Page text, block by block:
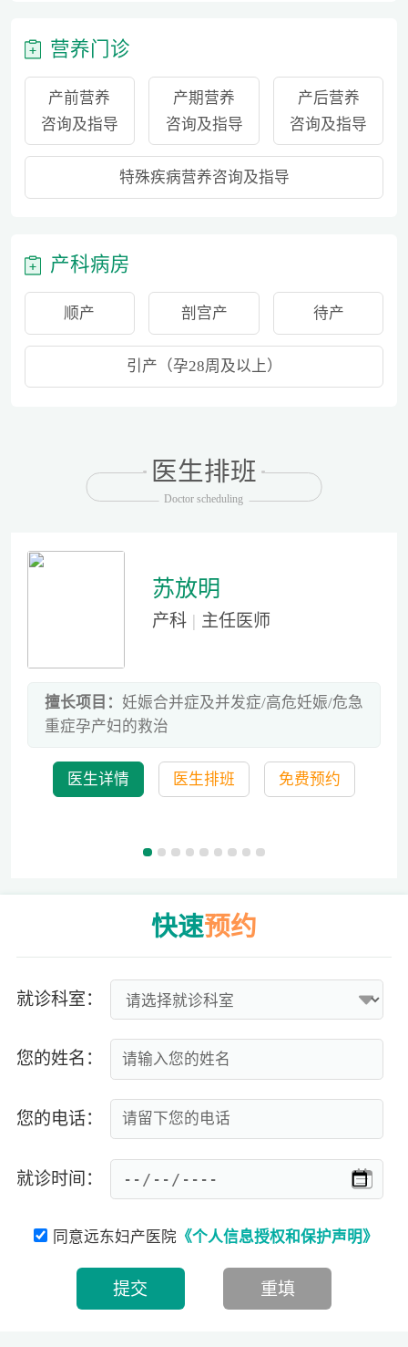
营养门诊
产前营养
咨询及指导
产期营养
咨询及指导
产后营养
咨询及指导
特殊疾病营养咨询及指导
产科病房
顺产 剖宫产 待产
引产（孕28周及以上）
医生排班
Doctor scheduling
苏放明
产科 | 主任医师
擅长项目： 妊娠合并症及并发症/高危妊娠/危急
重症孕产妇的救治
医生详情 医生排班 免费预约
快速预约
就诊科室：
您的姓名：
您的电话：
就诊时间：
同意远东妇产医院 《个人信息授权和保护声明》